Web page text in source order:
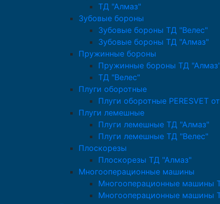
ТД "Алмаз"
Зубовые бороны
Зубовые бороны ТД "Велес"
Зубовые бороны ТД "Алмаз"
Пружинные бороны
Пружинные бороны ТД
ТД "Велес"
Плуги оборотные
Плуги оборотные PERESVET
Плуги лемешные
Плуги лемешные ТД "Алмаз"
Плуги лемешные ТД "Велес"
Плоскорезы
Плоскорезы ТД "Алмаз"
Многооперационные машины
Многооперационные машины
Многооперационные машины